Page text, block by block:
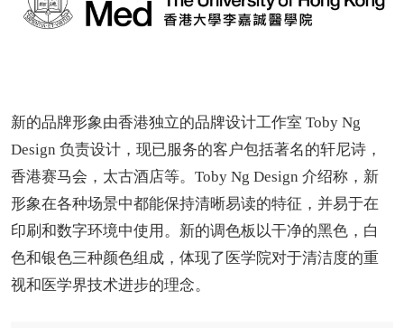
新的品牌形象由香港独立的品牌设计工作室 Toby Ng
Design 负责设计，现已服务的客户包括著名的轩尼诗，
香港赛马会，太古酒店等。Toby Ng Design 介绍称，新
形象在各种场景中都能保持清晰易读的特征，并易于在
印刷和数字环境中使用。新的调色板以干净的黑色，白
色和银色三种颜色组成，体现了医学院对于清洁度的重
视和医学界技术进步的理念。